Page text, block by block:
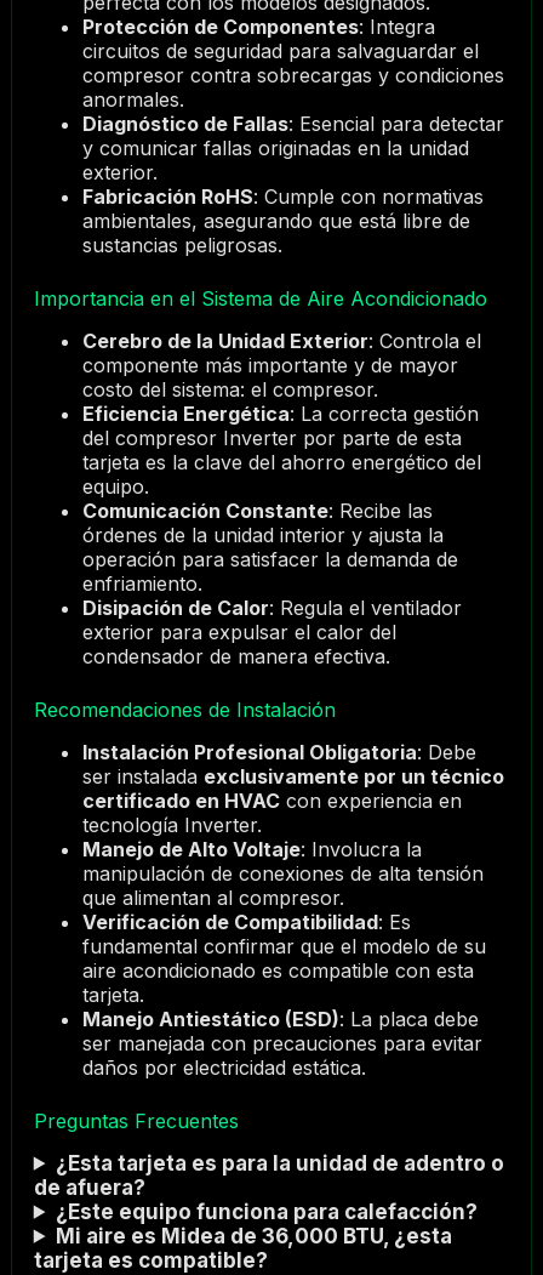
Protección de Componentes: Integra
circuitos de seguridad para salvaguardar el
compresor contra sobrecargas y condiciones
anormales.
Diagnóstico de Fallas: Esencial para detectar
y comunicar fallas originadas en la unidad
exterior.
Fabricación RoHS: Cumple con normativas
ambientales, asegurando que está libre de
sustancias peligrosas.
Importancia en el Sistema de Aire Acondicionado
Cerebro de la Unidad Exterior: Controla el
componente más importante y de mayor
costo del sistema: el compresor.
Eficiencia Energética: La correcta gestión
del compresor Inverter por parte de esta
tarjeta es la clave del ahorro energético del
equipo.
Comunicación Constante: Recibe las
órdenes de la unidad interior y ajusta la
operación para satisfacer la demanda de
enfriamiento.
Disipación de Calor: Regula el ventilador
exterior para expulsar el calor del
condensador de manera efectiva.
Recomendaciones de Instalación
Instalación Profesional Obligatoria: Debe
ser instalada exclusivamente por un técnico
certificado en HVACcon experiencia en
tecnología Inverter.
Manejo de Alto Voltaje: Involucra la
manipulación de conexiones de alta tensión
que alimentan al compresor.
Verificación de Compatibilidad: Es
fundamental confirmar que el modelo de su
aire acondicionado es compatible con esta
tarjeta.
Manejo Antiestático (ESD): La placa debe
ser manejada con precauciones para evitar
daños por electricidad estática.
Preguntas Frecuentes
¿Esta tarjeta es para la unidad de adentro o
de afuera?
¿Este equipo funciona para calefacción?
Mi aire es Midea de 36,000 BTU, ¿esta
tarjeta es compatible?